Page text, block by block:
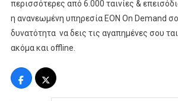
περισσότερες από 6.000 ταινίες &
η ανανεωμένη υπηρεσία ΕΟΝ On Demand
δυνατότητα να δεις τις αγαπημένες σου
ακόμα και offline.